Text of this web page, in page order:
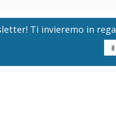
Ti invieremo in